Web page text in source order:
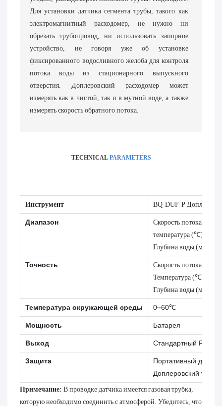
Для установки датчика сегмента трубы, такого как
электромагнитный расходомер, не нужно ни
обрезать трубопровод, ни использовать запорное
устройство, не говоря уже об установке
фиксированного водосливного желоба для контроля
потока воды из стационарного выпускного
отверстия. Доплеровский расходомер может
измерять как в чистой, так и в мутной воде, а также
измерять скорость обратного потока.
TECHNICAL PARAMETERS
Инструмент BQ-DUF-P
Диапазон Скорость потока (м/с)
температура (℃):-
Глубина воды (м):
Точность Скорость потока (м/с)
Температура (℃):
Глубина воды (м):
Температура окружающей среды 0~60℃
Мощность Батарея
Выход Стандартный RS485
Защита
Портативный
Доплеровский
Примечание: В проводке датчика имеется газовая трубка,
которую необходимо соединить с атмосферой. Убедитесь, что